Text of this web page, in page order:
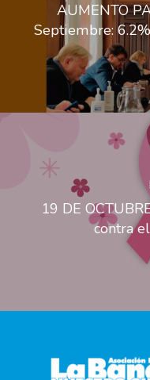
AUMENTO
Septiembre:
19 DE
contra